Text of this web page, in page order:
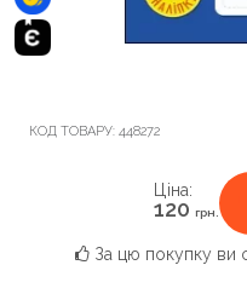
КОД ТОВАРУ: 448272
Ціна:
120 грн.
За цю покупку ви